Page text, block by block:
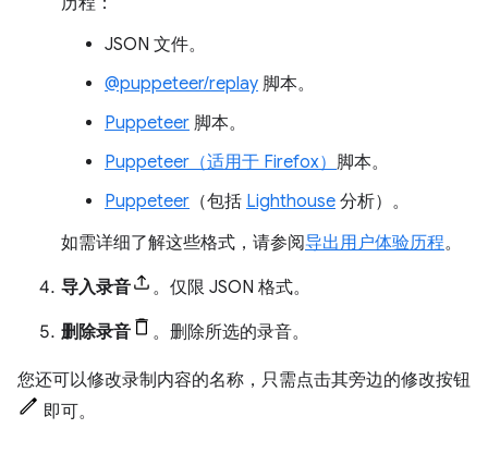
JSON 文件。
@puppeteer/replay 脚本。
Puppeteer 脚本。
Puppeteer（适用于 Firefox） 脚本。
Puppeteer （包括 Lighthouse 分析）。
如需详细了解这些格式，请参阅导出用户体验历程。
导入录音 。仅限 JSON 格式。
删除录音 。删除所选的录音。
您还可以修改录制内容的名称，只需点击其旁边的修改按钮
即可。